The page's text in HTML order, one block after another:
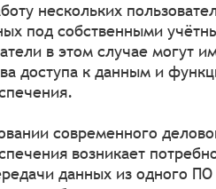
нескольких
под собственными
в этом случае могут
доступа к данным и
современного
возникает
данных из одного ПО